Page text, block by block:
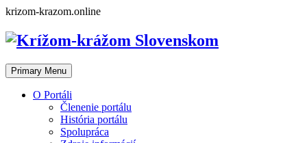
Skip
content
krizom-krazom.online
Primary Menu
O Portáli
Členenie portálu
História portálu
Spolupráca